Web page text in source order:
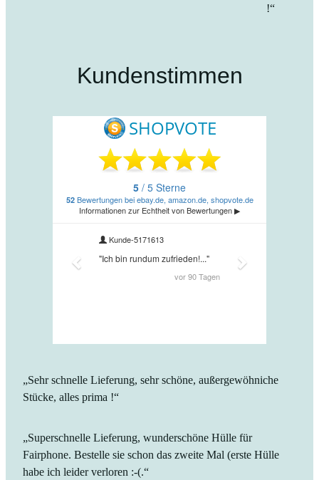
!“
Kundenstimmen
„Sehr schnelle Lieferung, sehr schöne, außergewöhniche
Stücke, alles prima !“
„Superschnelle Lieferung, wunderschöne Hülle für
Fairphone. Bestelle sie schon das zweite Mal (erste Hülle
habe ich leider verloren :-(.“